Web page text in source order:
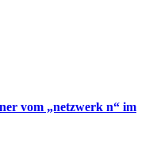
vom „netzwerk n“ im